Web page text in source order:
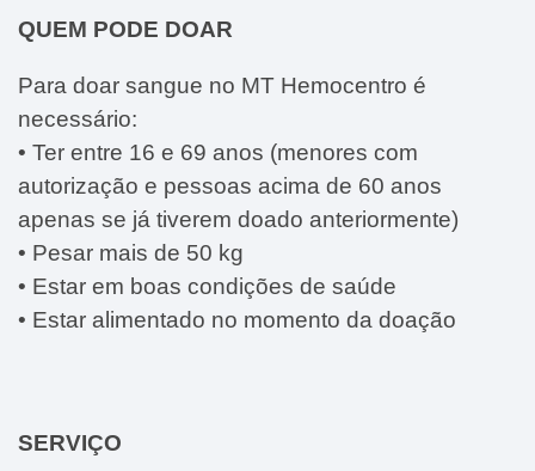
QUEM PODE DOAR
Para doar sangue no MT Hemocentro é
necessário:
• Ter entre 16 e 69 anos (menores com
autorização e pessoas acima de 60 anos
apenas se já tiverem doado anteriormente)
• Pesar mais de 50 kg
• Estar em boas condições de saúde
• Estar alimentado no momento da doação
SERVIÇO